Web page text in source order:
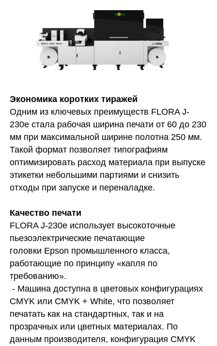
Экономика коротких тиражей
Одним из ключевых преимуществ FLORA J-
230e стала рабочая ширина печати от 60 до 230
мм при максимальной ширине полотна 250 мм.
Такой формат позволяет типографиям
оптимизировать расход материала при выпуске
этикетки небольшими партиями и снизить
отходы при запуске и переналадке.
Качество печати
FLORA J-230e использует высокоточные
пьезоэлектрические печатающие
головки Epson промышленного класса,
работающие по принципу «капля по
требованию».
- Машина доступна в цветовых конфигурациях
CMYK или CMYK + White, что позволяет
печатать как на стандартных, так и на
прозрачных или цветных материалах. По
данным производителя, конфигурация CMYK